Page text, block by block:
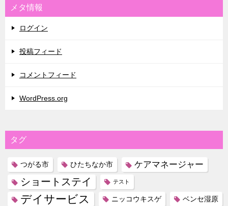
メタ情報
ログイン
投稿フィード
コメントフィード
WordPress.org
タグ
つがる市 ひたちなか市 ケアマネージャー
ショートステイ テスト
デイサービス ニッコウキスゲ ベンセ湿原